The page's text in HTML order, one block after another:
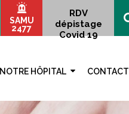
SAMU
2477
RDV
dépistage
Covid 19
NOTRE HÔPITAL CONTACT